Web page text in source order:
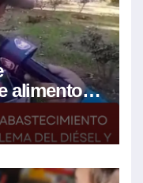
alimentos
y el